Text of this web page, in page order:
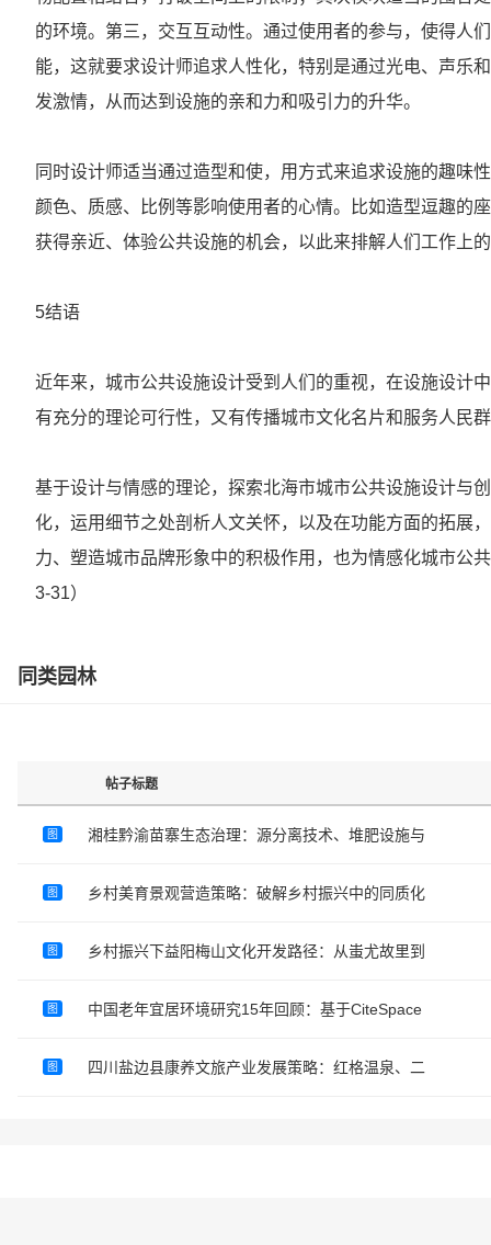
的环境。第三，交互互动性。通过使用者的参与，使得人
能，这就要求设计师追求人性化，特别是通过光电、声乐
发激情，从而达到设施的亲和力和吸引力的升华。
同时设计师适当通过造型和使，用方式来追求设施的趣味
颜色、质感、比例等影响使用者的心情。比如造型逗趣的
获得亲近、体验公共设施的机会，以此来排解人们工作上
5结语
近年来，城市公共设施设计受到人们的重视，在设施设计
有充分的理论可行性，又有传播城市文化名片和服务人民
基于设计与情感的理论，探索北海市城市公共设施设计与
化，运用细节之处剖析人文关怀，以及在功能方面的拓展
力、塑造城市品牌形象中的积极作用，也为情感化城市公
3-31）
同类园林
帖子标题
图 湘桂黔渝苗寨生态治理：源分离技术、堆肥设施与
图 乡村美育景观营造策略：破解乡村振兴中的同质化
图 乡村振兴下益阳梅山文化开发路径：从蚩尤故里到
图 中国老年宜居环境研究15年回顾：基于CiteSpace
图 四川盐边县康养文旅产业发展策略：红格温泉、二